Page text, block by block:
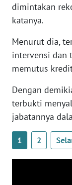
dimintakan
katanya.
Menurut dia,
intervensi dan
memutus
Dengan
terbukti
jabatannya
1 2
WN
NTT
WN
KEPRI
PAPUA
WN
BARAT